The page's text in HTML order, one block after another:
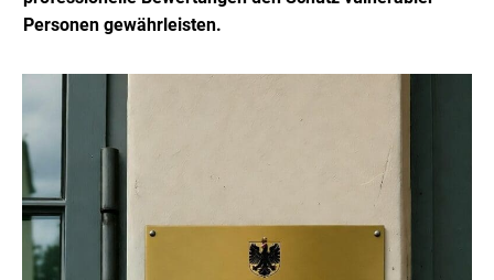
Personen gewährleisten.